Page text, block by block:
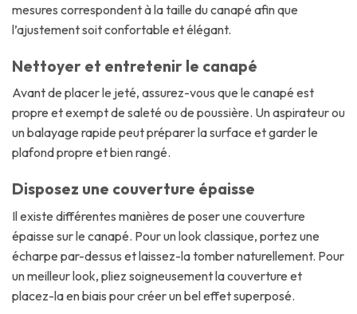
mesures correspondent à la taille du canapé afin que
l’ajustement soit confortable et élégant.
Nettoyer et entretenir le canapé
Avant de placer le jeté, assurez-vous que le canapé est
propre et exempt de saleté ou de poussière. Un aspirateur ou
un balayage rapide peut préparer la surface et garder le
plafond propre et bien rangé.
Disposez une couverture épaisse
Il existe différentes manières de poser une couverture
épaisse sur le canapé. Pour un look classique, portez une
écharpe par-dessus et laissez-la tomber naturellement. Pour
un meilleur look, pliez soigneusement la couverture et
placez-la en biais pour créer un bel effet superposé.